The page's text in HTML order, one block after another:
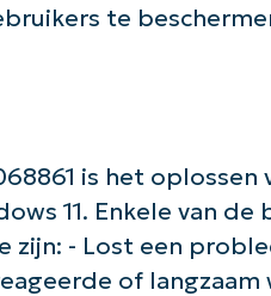
te
is het oplossen
11. Enkele van
zijn: - Lost een
of